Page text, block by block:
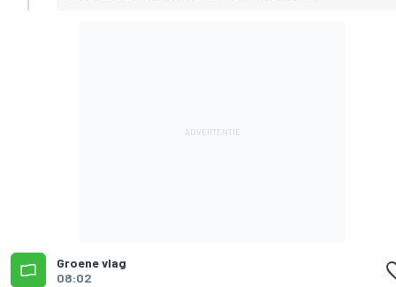
Groene vlag
08:02